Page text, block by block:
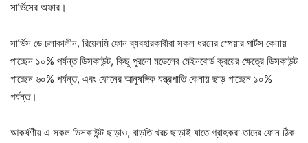
সার্ভিসের অফার।
সার্ভিস ডে চলাকালীন, রিয়েলমি ফোন ব্যবহারকারীরা সকল ধরনের স্পেয়ার পার্টস কেনায়
পাচ্ছেন ১০% পর্যন্ত ডিসকাউন্ট, কিছু পুরনো মডেলের মেইনবোর্ড ক্রয়ের ক্ষেত্রে ডিসকাউন্ট
পাচ্ছেন ৬০% পর্যন্ত, এবং ফোনের আনুষঙ্গিক যন্ত্রপাতি কেনায় ছাড় পাচ্ছেন ১০%
পর্যন্ত।
আকর্ষণীয় এ সকল ডিসকাউন্ট ছাড়াও, বাড়তি খরচ ছাড়াই যাতে গ্রাহকরা তাদের ফোন ঠিক